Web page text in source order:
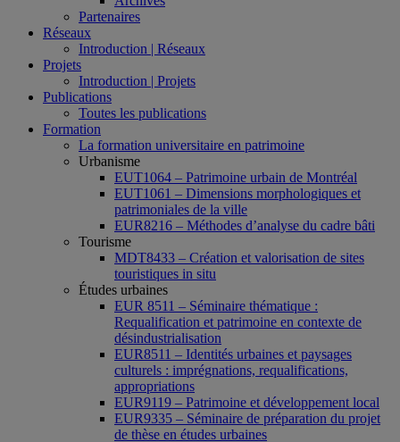
Partenaires
Réseaux
Introduction | Réseaux
Projets
Introduction | Projets
Publications
Toutes les publications
Formation
La formation universitaire en patrimoine
Urbanisme
EUT1064 – Patrimoine urbain de Montréal
EUT1061 – Dimensions morphologiques et
patrimoniales de la ville
EUR8216 – Méthodes d’analyse du cadre bâti
Tourisme
MDT8433 – Création et valorisation de sites
touristiques in situ
Études urbaines
EUR 8511 – Séminaire thématique :
Requalification et patrimoine en contexte de
désindustrialisation
EUR8511 – Identités urbaines et paysages
culturels : imprégnations, requalifications,
appropriations
EUR9119 – Patrimoine et développement local
EUR9335 – Séminaire de préparation du projet
de thèse en études urbaines